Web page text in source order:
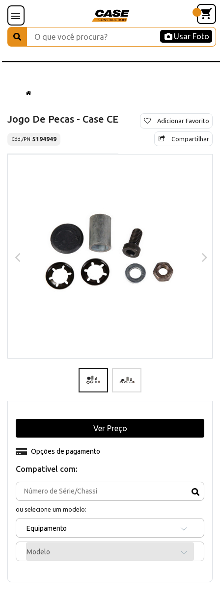
Usar Foto
Jogo De Pecas - Case CE
Cód./PN 5194949
Adicionar Favorito
Compartilhar
Compativel com:
ou selecione um modelo:
Equipamento
Modelo
Opções de pagamento
Ver Preço